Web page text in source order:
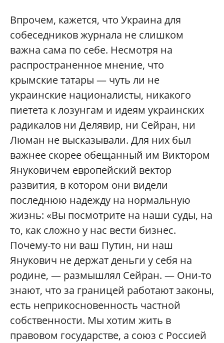
Впрочем, кажется, что Украина для
собеседников журнала не слишком
важна сама по себе. Несмотря на
распространенное мнение, что
крымские татары — чуть ли не
украинские националисты, никакого
пиетета к лозунгам и идеям украинских
радикалов ни Делявир, ни Сейран, ни
Люман не высказывали. Для них был
важнее скорее обещанный им Виктором
Януковичем европейский вектор
развития, в котором они видели
последнюю надежду на нормальную
жизнь: «Вы посмотрите на наши суды, на
то, как сложно у нас вести бизнес.
Почему-то ни ваш Путин, ни наш
Янукович не держат деньги у себя на
родине, — размышлял Сейран. — Они-то
знают, что за границей работают законы,
есть неприкосновенность частной
собственности. Мы хотим жить в
правовом государстве, а союз с Россией